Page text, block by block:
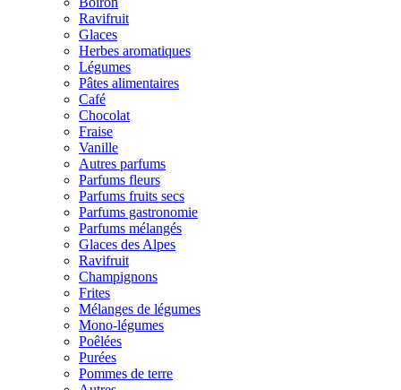
Ravifruit
Glaces
Herbes aromatiques
Légumes
Pâtes alimentaires
Café
Chocolat
Fraise
Vanille
Autres parfums
Parfums fleurs
Parfums fruits secs
Parfums gastronomie
Parfums mélangés
Glaces des Alpes
Ravifruit
Champignons
Frites
Mélanges de légumes
Mono-légumes
Poêlées
Purées
Pommes de terre